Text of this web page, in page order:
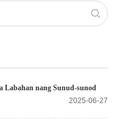
Labahan nang Sunud-sunod
2025-06-27